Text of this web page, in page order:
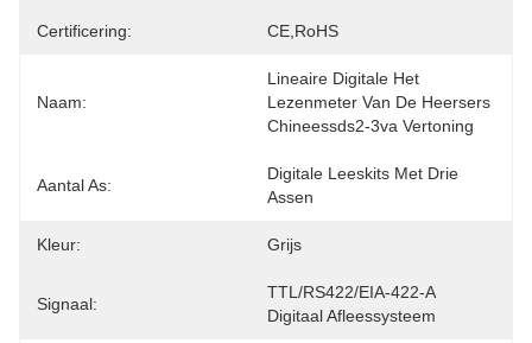
Certificering: CE,RoHS
Naam:
Lineaire Digitale Het
Lezenmeter Van De Heersers
Chineessds2-3va Vertoning
Aantal As:
Digitale Leeskits Met Drie
Assen
Kleur: Grijs
Signaal:
TTL/RS422/EIA-422-A
Digitaal Afleessysteem